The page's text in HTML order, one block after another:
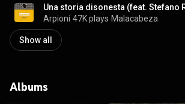
Arpioni 47K plays Malacabeza
Show all
Albums